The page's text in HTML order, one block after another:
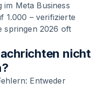
Meta Business
1.000 – verifizierte
springen 2026 oft
nicht
Entweder